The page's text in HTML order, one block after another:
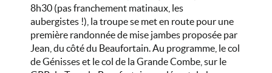
8h30 (pas franchement matinaux, les
aubergistes !), la troupe se met en route pour une
première randonnée de mise jambes proposée par
Jean, du côté du Beaufortain. Au programme, le col
de Génisses et le col de la Grande Combe, sur le